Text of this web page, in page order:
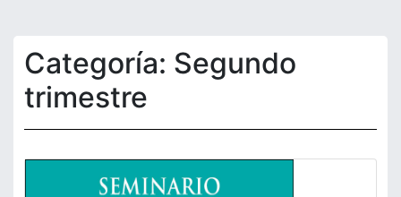
Categoría: Segundo
trimestre